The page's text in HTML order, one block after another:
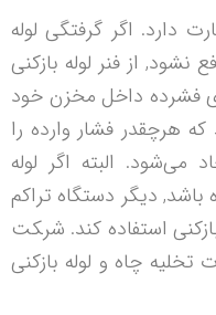
دارد. اگر گرفتگی لوله
از فنر لوله بازکنی
فشرده داخل مخزن خود
هرچقدر فشار وارده را
می‌شود. البته اگر لوله
دیگر دستگاه تراکم
بازکنی استفاده کند. شر‍‍‍‍‍‍‍‍کت
تخلیه چاه و لوله بازکنی